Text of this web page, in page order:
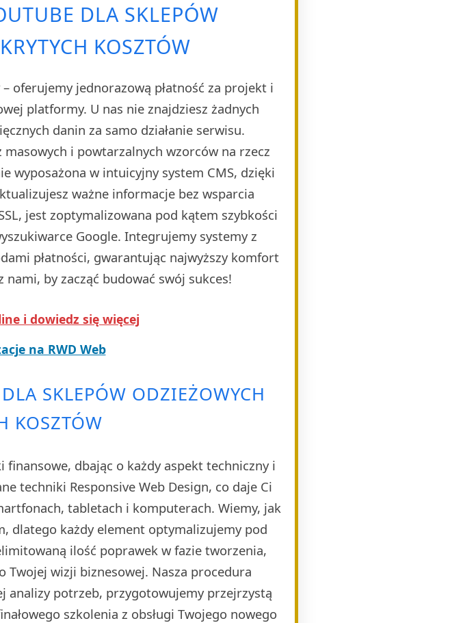
DLA SKLEPÓW
KOSZTÓW
oferujemy jednorazową płatność za projekt i
platformy. U nas nie znajdziesz żadnych
danin za samo działanie serwisu.
i powtarzalnych wzorców na rzecz
wyposażona w intuicyjny system CMS, dzięki
ważne informacje bez wsparcia
jest zoptymalizowana pod kątem szybkości
Google. Integrujemy systemy z
płatności, gwarantując najwyższy komfort
by zacząć budować swój sukces!
i dowiedz się więcej
na RWD Web
SKLEPÓW ODZIEŻOWYCH
KOSZTÓW
finansowe, dbając o każdy aspekt techniczny i
techniki Responsive Web Design, co daje Ci
tabletach i komputerach. Wiemy, jak
dlatego każdy element optymalizujemy pod
ilość poprawek w fazie tworzenia,
Twojej wizji biznesowej. Nasza procedura
analizy potrzeb, przygotowujemy przejrzystą
szkolenia z obsługi Twojego nowego